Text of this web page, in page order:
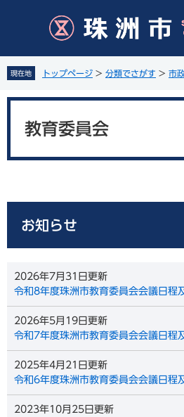
先
頭
で
を
飛
ば
現在地 トップページ > 分類でさがす > 市
教育委員会
お知らせ
2026年7月31日更新
令和8年度珠洲市教育委員会会議日程
2026年5月19日更新
令和7年度珠洲市教育委員会会議日程
2025年4月21日更新
令和6年度珠洲市教育委員会会議日程
2023年10月25日更新